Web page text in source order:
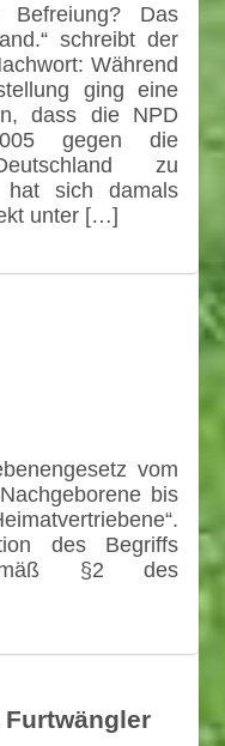
Das
schreibt der
Während
ging eine
dass die NPD
gegen die
zu
hat sich damals
unter […]
vom
bis
des Begriffs
§2 des